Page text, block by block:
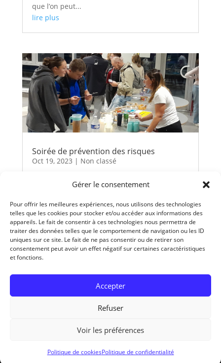
Gérer le consentement
Pour offrir les meilleures expériences, nous utilisons des technologies
telles que les cookies pour stocker et/ou accéder aux informations des
appareils. Le fait de consentir à ces technologies nous permettra de
traiter des données telles que le comportement de navigation ou les ID
uniques sur ce site. Le fait de ne pas consentir ou de retirer son
consentement peut avoir un effet négatif sur certaines caractéristiques
et fonctions.
Accepter
Refuser
Voir les préférences
Politique de cookiesPolitique de confidentialité
que l’on peut...
lire plus
Soirée de prévention des risques
Oct 19, 2023 | Non classé
prévention des risques a été organisée pour
Maupassant, Descartes et du lycée maritime
Anita Conti. Elle a été co-animée par des
professionnels des lycées (CPE, infirmière
scolaire,...
lire plus
« Entrées précédentes
intercommunal du Pays des Hautes Falaises |
confidentialité